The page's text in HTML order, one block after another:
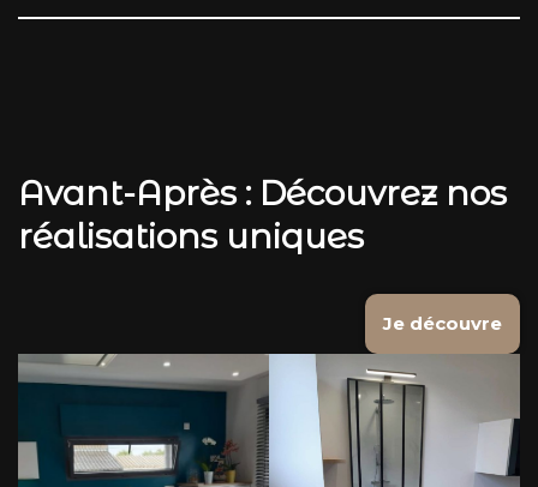
Avant-Après : Découvrez nos
réalisations uniques
Je découvre